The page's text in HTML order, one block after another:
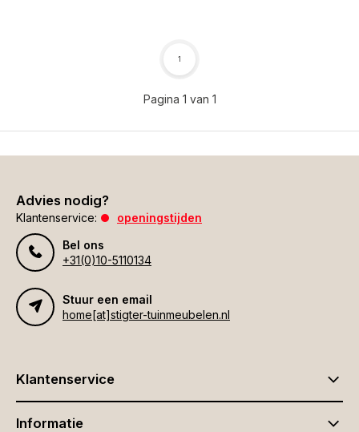
Pagina 1 van 1
1
Advies nodig?
Klantenservice:
openingstijden
Bel ons
+31(0)10-5110134
Stuur een email
home[at]stigter-tuinmeubelen.nl
Klantenservice
Informatie